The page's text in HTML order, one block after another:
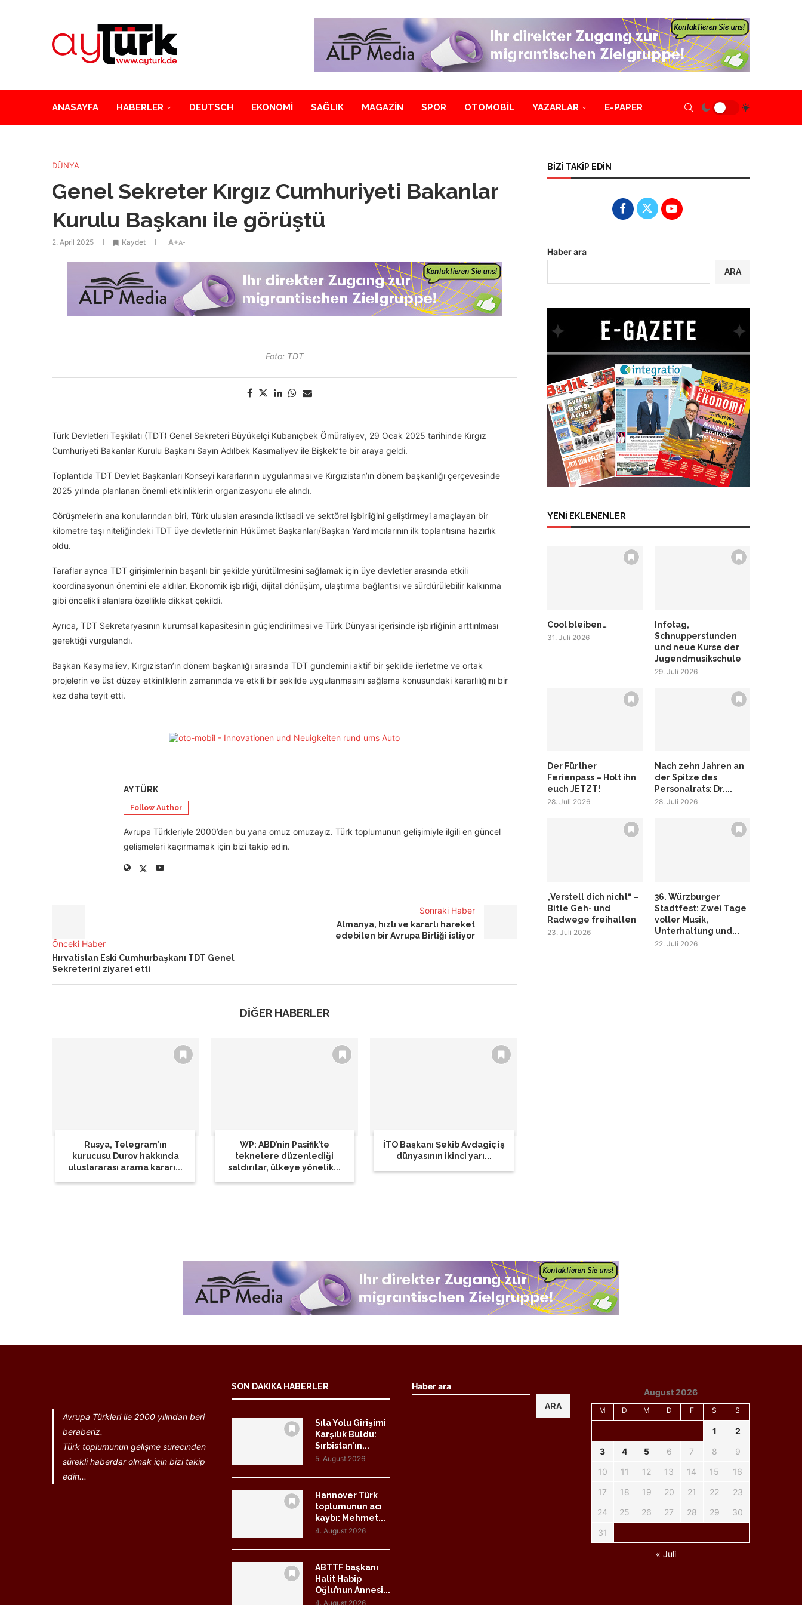
ANASAYFA HABERLER DEUTSCH EKONOMİ SAĞLIK MAGAZİN SPOR OTOMOBİL YAZARLAR E-PAPER
DÜNYA
Genel Sekreter Kırgız Cumhuriyeti Bakanlar
Kurulu Başkanı ile görüştü
2. April 2025 Kaydet A+A-
Foto: TDT
Türk Devletleri Teşkilatı (TDT) Genel Sekreteri Büyükelçi Kubanıçbek Ömüraliyev, 29 Ocak 2025 tarihinde Kırgız
Cumhuriyeti Bakanlar Kurulu Başkanı Sayın Adılbek Kasımaliyev ile Bişkek’te bir araya geldi.
Toplantıda TDT Devlet Başkanları Konseyi kararlarının uygulanması ve Kırgızistan’ın dönem başkanlığı çerçevesinde
2025 yılında planlanan önemli etkinliklerin organizasyonu ele alındı.
Görüşmelerin ana konularından biri, Türk ulusları arasında iktisadi ve sektörel işbirliğini geliştirmeyi amaçlayan bir
kilometre taşı niteliğindeki TDT üye devletlerinin Hükümet Başkanları/Başkan Yardımcılarının ilk toplantısına hazırlık
oldu.
Taraflar ayrıca TDT girişimlerinin başarılı bir şekilde yürütülmesini sağlamak için üye devletler arasında etkili
koordinasyonun önemini ele aldılar. Ekonomik işbirliği, dijital dönüşüm, ulaştırma bağlantısı ve sürdürülebilir kalkınma
gibi öncelikli alanlara özellikle dikkat çekildi.
Ayrıca, TDT Sekretaryasının kurumsal kapasitesinin güçlendirilmesi ve Türk Dünyası içerisinde işbirliğinin arttırılması
gerektiği vurgulandı.
Başkan Kasymaliev, Kırgızistan’ın dönem başkanlığı sırasında TDT gündemini aktif bir şekilde ilerletme ve ortak
projelerin ve üst düzey etkinliklerin zamanında ve etkili bir şekilde uygulanmasını sağlama konusundaki kararlılığını bir
kez daha teyit etti.
AYTÜRK
Follow Author
Avrupa Türkleriyle 2000’den bu yana omuz omuzayız. Türk toplumunun gelişimiyle ilgili en güncel
gelişmeleri kaçırmamak için bizi takip edin.
Önceki Haber
Hırvatistan Eski Cumhurbaşkanı TDT Genel
Sekreterini ziyaret etti
Sonraki Haber
Almanya, hızlı ve kararlı hareket
edebilen bir Avrupa Birliği istiyor
DİĞER HABERLER
Rusya, Telegram’ın
kurucusu Durov hakkında
uluslararası arama kararı...
WP: ABD’nin Pasifik’te
teknelere düzenlediği
saldırılar, ülkeye yönelik...
İTO Başkanı Şekib Avdagiç iş
dünyasının ikinci yarı...
BİZİ TAKİP EDİN
Haber ara
ARA
YENİ EKLENENLER
Cool bleiben…
31. Juli 2026
Infotag,
Schnupperstunden
und neue Kurse der
Jugendmusikschule
29. Juli 2026
Der Fürther
Ferienpass – Holt ihn
euch JETZT!
28. Juli 2026
Nach zehn Jahren an
der Spitze des
Personalrats: Dr....
28. Juli 2026
„Verstell dich nicht“ –
Bitte Geh- und
Radwege freihalten
23. Juli 2026
36. Würzburger
Stadtfest: Zwei Tage
voller Musik,
Unterhaltung und...
22. Juli 2026
Avrupa Türkleri ile 2000 yılından beri
beraberiz.
Türk toplumunun gelişme sürecinden
sürekli haberdar olmak için bizi takip
edin...
SON DAKIKA HABERLER
Sıla Yolu Girişimi
Karşılık Buldu:
Sırbistan’ın...
5. August 2026
Hannover Türk
toplumunun acı
kaybı: Mehmet...
4. August 2026
ABTTF başkanı
Halit Habip
Oğlu’nun Annesi...
4. August 2026
Haber ara
ARA
August 2026
M D M D F S S
1
2
3
4 5 6 7 8
9
10
11 12 13 14 15
16
17
18 19 20 21 22
23
24
25 26 27 28 29
30
31
« Juli